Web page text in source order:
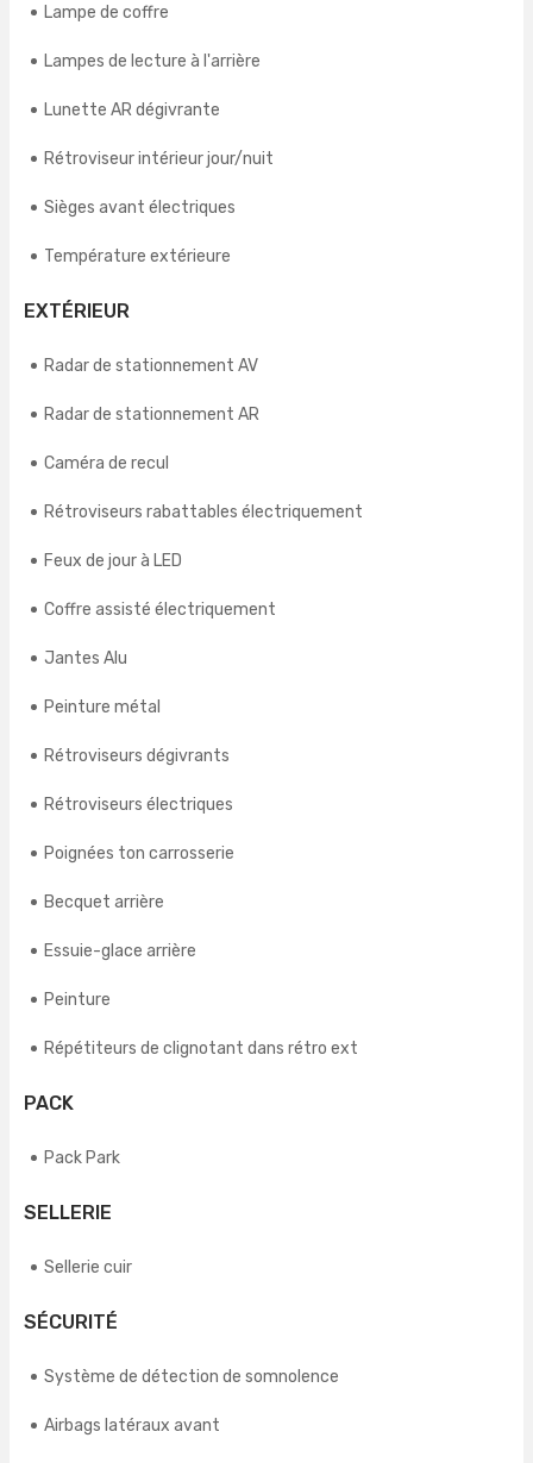
Lampe de coffre
Lampes de lecture à l'arrière
Lunette AR dégivrante
Rétroviseur intérieur jour/nuit
Sièges avant électriques
Température extérieure
EXTÉRIEUR
Radar de stationnement AV
Radar de stationnement AR
Caméra de recul
Rétroviseurs rabattables électriquement
Feux de jour à LED
Coffre assisté électriquement
Jantes Alu
Peinture métal
Rétroviseurs dégivrants
Rétroviseurs électriques
Poignées ton carrosserie
Becquet arrière
Essuie-glace arrière
Peinture
Répétiteurs de clignotant dans rétro ext
PACK
Pack Park
SELLERIE
Sellerie cuir
SÉCURITÉ
Système de détection de somnolence
Airbags latéraux avant